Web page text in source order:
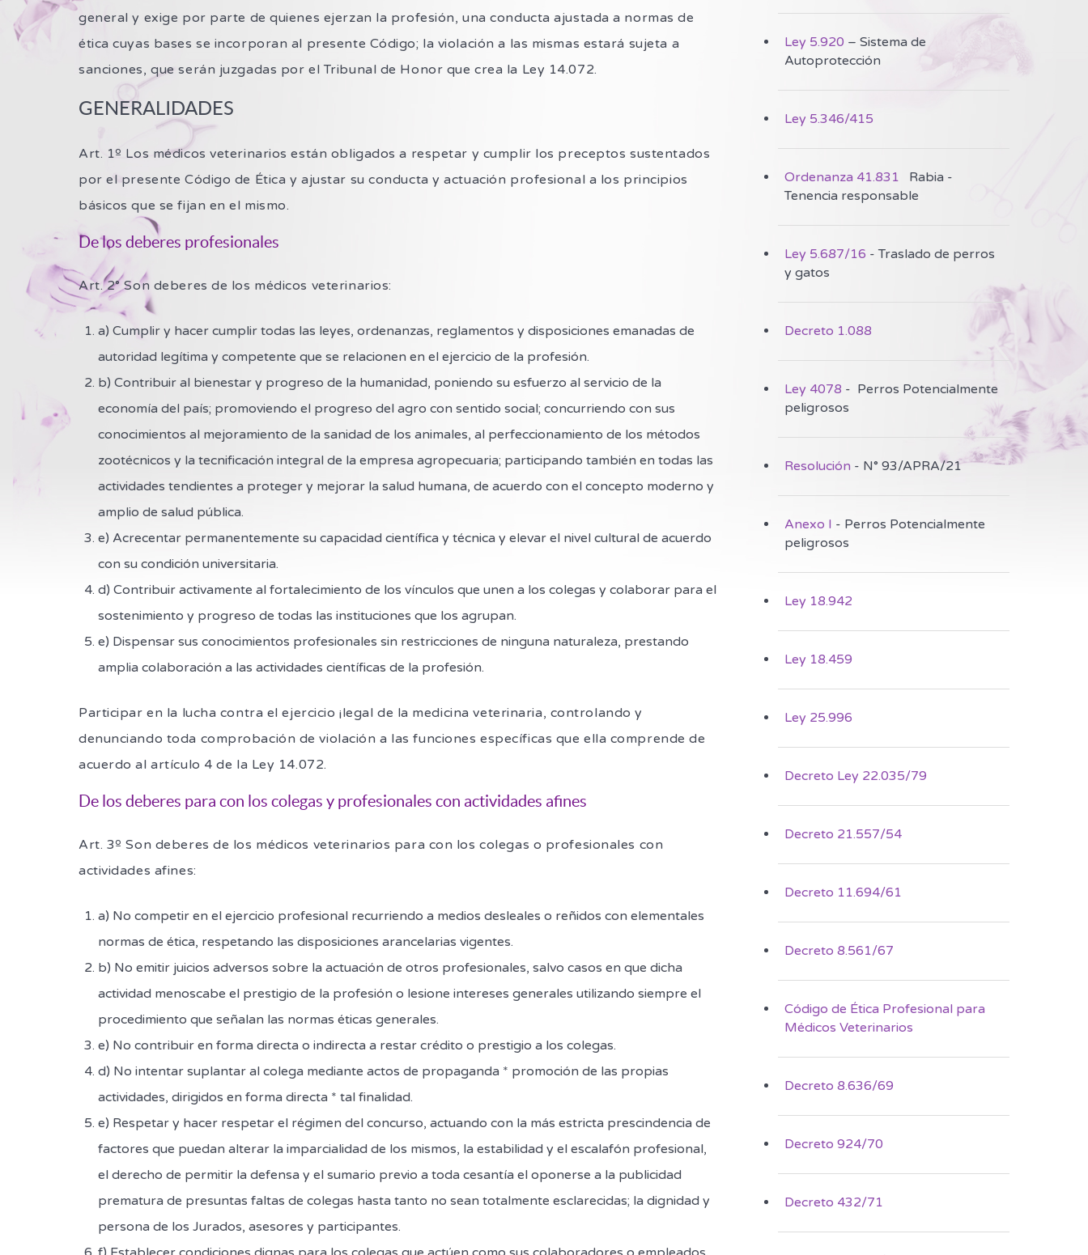
general y exige por parte de quienes ejerzan la profesión, una conducta ajustada a normas de
ética cuyas bases se incorporan al presente Código; la violación a las mismas estará sujeta a
sanciones, que serán juzgadas por el Tribunal de Honor que crea la Ley 14.072.
GENERALIDADES
Art. 1º Los médicos veterinarios están obligados a respetar y cumplir los preceptos sustentados
por el presente Código de Ética y ajustar su conducta y actuación profesional a los principios
básicos que se fijan en el mismo.
De los deberes profesionales
Art. 2° Son deberes de los médicos veterinarios:
a) Cumplir y hacer cumplir todas las leyes, ordenanzas, reglamentos y disposiciones emanadas de
autoridad legítima y competente que se relacionen en el ejercicio de la profesión.
b) Contribuir al bienestar y progreso de la humanidad, poniendo su esfuerzo al servicio de la
economía del país; promoviendo el progreso del agro con sentido social; concurriendo con sus
conocimientos al mejoramiento de la sanidad de los animales, al perfeccionamiento de los métodos
zootécnicos y la tecnificación integral de la empresa agropecuaria; participando también en todas las
actividades tendientes a proteger y mejorar la salud humana, de acuerdo con el concepto moderno y
amplio de salud pública.
e) Acrecentar permanentemente su capacidad científica y técnica y elevar el nivel cultural de acuerdo
con su condición universitaria.
d) Contribuir activamente al fortalecimiento de los vínculos que unen a los colegas y colaborar para el
sostenimiento y progreso de todas las instituciones que los agrupan.
e) Dispensar sus conocimientos profesionales sin restricciones de ninguna naturaleza, prestando
amplia colaboración a las actividades científicas de la profesión.
Participar en la lucha contra el ejercicio ¡legal de la medicina veterinaria, controlando y
denunciando toda comprobación de violación a las funciones específicas que ella comprende de
acuerdo al artículo 4 de la Ley 14.072.
De los deberes para con los colegas y profesionales con actividades afines
Art. 3º Son deberes de los médicos veterinarios para con los colegas o profesionales con
actividades afines:
a) No competir en el ejercicio profesional recurriendo a medios desleales o reñidos con elementales
normas de ética, respetando las disposiciones arancelarias vigentes.
b) No emitir juicios adversos sobre la actuación de otros profesionales, salvo casos en que dicha
actividad menoscabe el prestigio de la profesión o lesione intereses generales utilizando siempre el
procedimiento que señalan las normas éticas generales.
e) No contribuir en forma directa o indirecta a restar crédito o prestigio a los colegas.
d) No intentar suplantar al colega mediante actos de propaganda * promoción de las propias
actividades, dirigidos en forma directa * tal finalidad.
e) Respetar y hacer respetar el régimen del concurso, actuando con la más estricta prescindencia de
factores que puedan alterar la imparcialidad de los mismos, la estabilidad y el escalafón profesional,
el derecho de permitir la defensa y el sumario previo a toda cesantía el oponerse a la publicidad
prematura de presuntas faltas de colegas hasta tanto no sean totalmente esclarecidas; la dignidad y
persona de los Jurados, asesores y participantes.
Ley 5.920 – Sistema de
Autoprotección
Ley 5.346/415
Ordenanza 41.831 Rabia -
Tenencia responsable
Ley 5.687/16 - Traslado de perros
y gatos
Decreto 1.088
Ley 4078 - Perros Potencialmente
peligrosos
Resolución - N° 93/APRA/21
Anexo I - Perros Potencialmente
peligrosos
Ley 18.942
Ley 18.459
Ley 25.996
Decreto Ley 22.035/79
Decreto 21.557/54
Decreto 11.694/61
Decreto 8.561/67
Código de Ética Profesional para
Médicos Veterinarios
Decreto 8.636/69
Decreto 924/70
Decreto 432/71